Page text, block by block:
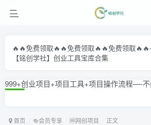
🔥🔥免费领取🔥🔥免费领取🔥🔥免费领
【铭创学社】创业工具宝库合集
999+创业项目+项目工具+项目操作流程—-
首页 🍻会员专享 🆓网创项目 正文